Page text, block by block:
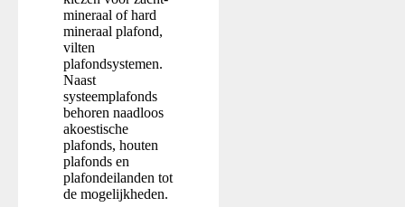
mineraal of hard
mineraal plafond,
vilten
plafondsystemen.
Naast
systeemplafonds
behoren naadloos
akoestische
plafonds, houten
plafonds en
plafondeilanden tot
de mogelijkheden.